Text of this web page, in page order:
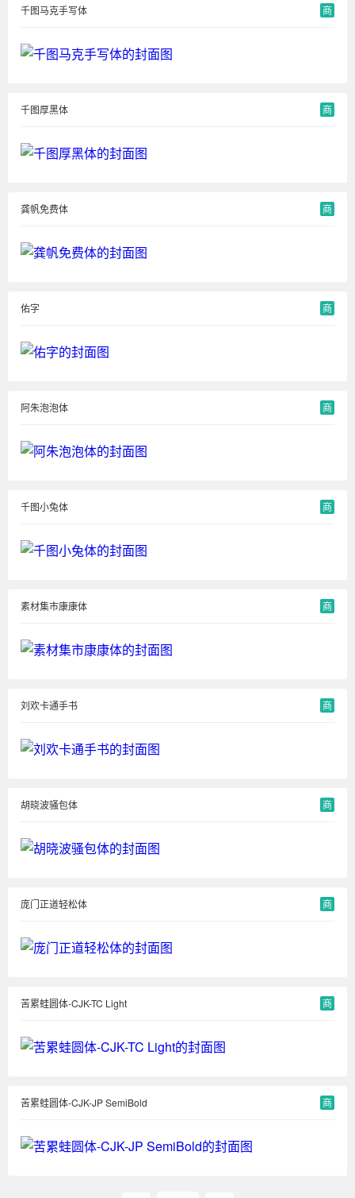
千图马克手写体 商
千图厚黑体 商
龚帆免费体 商
佑字 商
阿朱泡泡体 商
千图小兔体 商
素材集市康康体 商
刘欢卡通手书 商
胡晓波骚包体 商
庞门正道轻松体 商
苦累蛙圆体-CJK-TC Light 商
苦累蛙圆体-CJK-JP SemiBold 商